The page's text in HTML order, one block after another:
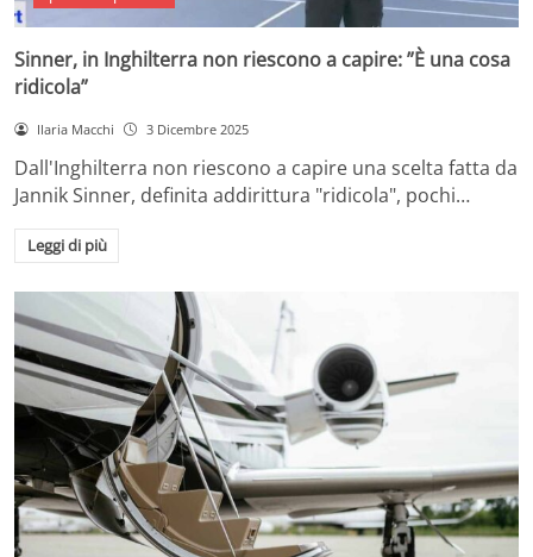
Sinner, in Inghilterra non riescono a capire: ”È una cosa
ridicola”
Ilaria Macchi 3 Dicembre 2025
Dall'Inghilterra non riescono a capire una scelta fatta da
Jannik Sinner, definita addirittura "ridicola", pochi…
Leggi di più